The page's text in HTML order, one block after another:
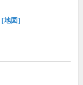
[地図]